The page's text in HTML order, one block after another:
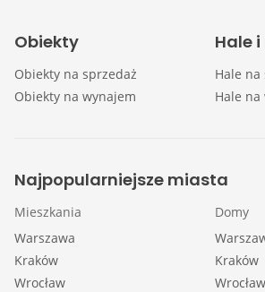
Obiekty
Obiekty na sprzedaż
Obiekty na wynajem
Hale
Hale na
Hale na
Najpopularniejsze miasta
Mieszkania
Warszawa
Kraków
Wrocław
Domy
Kraków
Wrocław